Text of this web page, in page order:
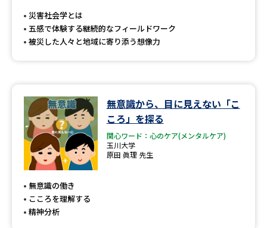
災害社会学とは
五感で体験する継続的なフィールドワーク
被災した人々と地域に寄り添う想像力
無意識から、目に見えない「こ
ころ」を探る
関心ワード：心のケア(メンタルケア)
玉川大学
原田 眞理 先生
無意識の働き
こころを理解する
精神分析